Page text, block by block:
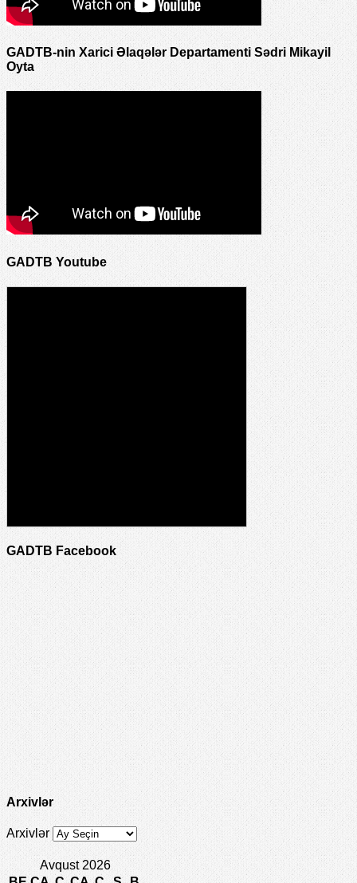
GADTB-nin Xarici Əlaqələr Departamenti Sədri Mikayil
Oyta
GADTB Youtube
GADTB Facebook
Arxivlər
Arxivlər
Avqust 2026